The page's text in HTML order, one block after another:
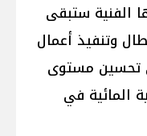
الفنية ستبقى
وتنفيذ أعمال
تحسين مستوى
المائية في